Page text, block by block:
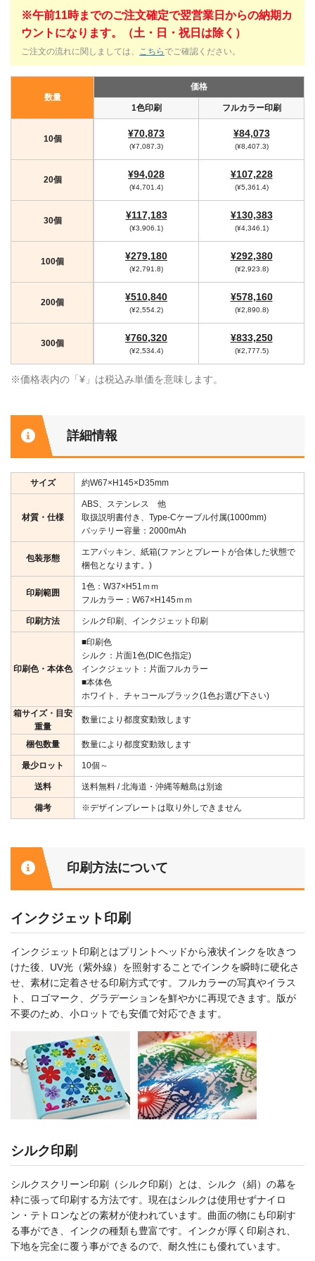
※午前11時までのご注文確定で翌営業日からの納期カ
ウントになります。（土・日・祝日は除く）
ご注文の流れに関しましては、 こちら でご確認ください。
数量
価格
1色印刷 フルカラー印刷
10個 ¥70,873
(¥7,087.3)
¥84,073
(¥8,407.3)
20個 ¥94,028
(¥4,701.4)
¥107,228
(¥5,361.4)
30個 ¥117,183
(¥3,906.1)
¥130,383
(¥4,346.1)
100個 ¥279,180
(¥2,791.8)
¥292,380
(¥2,923.8)
200個 ¥510,840
(¥2,554.2)
¥578,160
(¥2,890.8)
300個 ¥760,320
(¥2,534.4)
¥833,250
(¥2,777.5)
※価格表内の「¥」は税込み単価を意味します。
詳細情報
サイズ 約W67×H145×D35mm
材質・仕様
ABS、ステンレス 他
取扱説明書付き、Type-Cケーブル付属(1000mm)
バッテリー容量：2000mAh
包装形態
エアパッキン、紙箱(ファンとプレートが合体した状態で
梱包となります。)
印刷範囲
1色：W37×H51ｍｍ
フルカラー：W67×H145ｍｍ
印刷方法 シルク印刷、インクジェット印刷
印刷色・本体色
■印刷色
シルク：片面1色(DIC色指定)
インクジェット：片面フルカラー
■本体色
ホワイト、チャコールブラック(1色お選び下さい)
箱サイズ・目安
重量
数量により都度変動致します
梱包数量 数量により都度変動致します
最少ロット 10個～
送料 送料無料 / 北海道・沖縄等離島は別途
備考 ※デザインプレートは取り外しできません
印刷方法について
インクジェット印刷
インクジェット印刷とはプリントヘッドから液状インクを吹きつ
けた後、UV光（紫外線）を照射することでインクを瞬時に硬化さ
せ、素材に定着させる印刷方式です。フルカラーの写真やイラス
ト、ロゴマーク、グラデーションを鮮やかに再現できます。版が
不要のため、小ロットでも安価で対応できます。
シルク印刷
シルクスクリーン印刷（シルク印刷）とは、シルク（絹）の幕を
枠に張って印刷する方法です。現在はシルクは使用せずナイロ
ン・テトロンなどの素材が使われています。曲面の物にも印刷す
る事ができ、インクの種類も豊富です。インクが厚く印刷され、
下地を完全に覆う事ができるので、耐久性にも優れています。